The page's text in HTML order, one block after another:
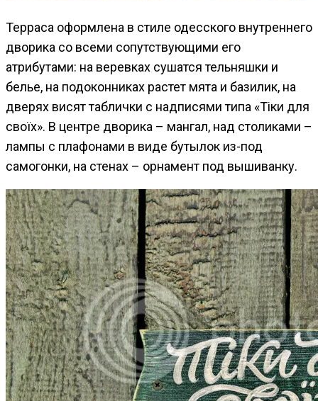
Терраса оформлена в стиле одесского внутреннего
дворика со всеми сопутствующими его
атрибутами: на веревках сушатся тельняшки и
белье, на подоконниках растет мята и базилик, на
дверях висят таблички с надписями типа «Тіки для
своїх». В центре дворика – мангал, над столиками –
лампы с плафонами в виде бутылок из-под
самогонки, на стенах – орнамент под вышиванку.